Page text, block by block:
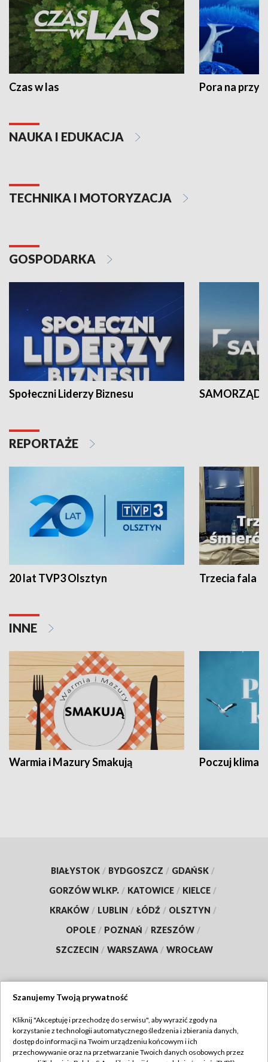
Czas w las Pora na
NAUKA I EDUKACJA
TECHNIKA I MOTORYZACJA
GOSPODARKA
Społeczni Liderzy Biznesu SAMORZĄD
REPORTAŻE
20 lat TVP3 Olsztyn Trzecia fala -
INNE
Warmia i Mazury Smakują Poczuj klimat
BIAŁYSTOK / BYDGOSZCZ / GDAŃSK /
GORZÓW WLKP. / KATOWICE / KIELCE /
KRAKÓW / LUBLIN / ŁÓDŹ / OLSZTYN /
OPOLE / POZNAŃ / RZESZÓW /
SZCZECIN / WARSZAWA / WROCŁAW
TVP
Abonament TVP
Regulamin TVP
Szanujemy Twoją prywatność
Kliknij "Akceptuję i przechodzę do serwisu", aby wyrazić zgody na
korzystanie z technologii automatycznego śledzenia i zbierania danych,
dostęp do informacji na Twoim urządzeniu końcowym i ich
przechowywanie oraz na przetwarzanie Twoich danych osobowych przez